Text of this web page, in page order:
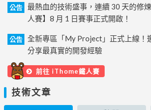
公告
最熱血的技術盛事，連續 30 天的修
人賽】8 月 1 日賽事正式開啟！
公告
全新專區「My Project」正式上線！
分享最真實的開發經驗
前往 iThome鐵人賽
技術文章